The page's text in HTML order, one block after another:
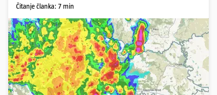
Čitanje članka: 7 min